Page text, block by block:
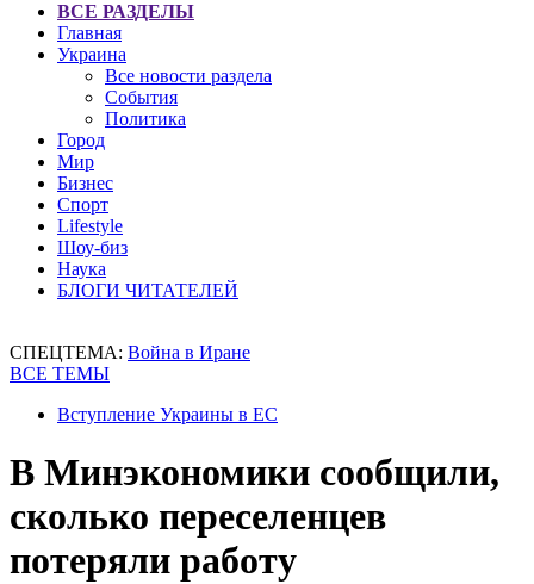
ВСЕ РАЗДЕЛЫ
Главная
Украина
Все новости раздела
События
Политика
Город
Мир
Бизнес
Спорт
Lifestyle
Шоу-биз
Наука
БЛОГИ ЧИТАТЕЛЕЙ
СПЕЦТЕМА: Война в Иране
ВСЕ ТЕМЫ
Вступление Украины в ЕС
В Минэкономики сообщили,
сколько переселенцев
потеряли работу